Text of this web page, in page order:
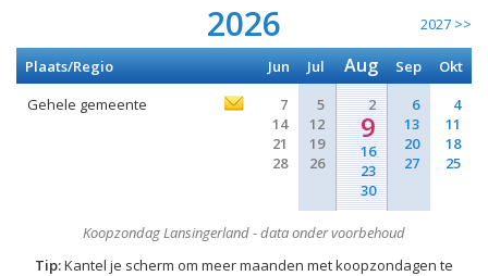
2026 2027 >>
Koopzondag Lansingerland - data onder voorbehoud
Plaats/Regio Jun Jul Aug Sep
Okt
Gehele gemeente
7
14
21
28
5
12
19
26
2
9
16
23
30
6
13
20
27
4
11
18
25
Tip:Kantel je scherm om meer maanden met koopzondagen te